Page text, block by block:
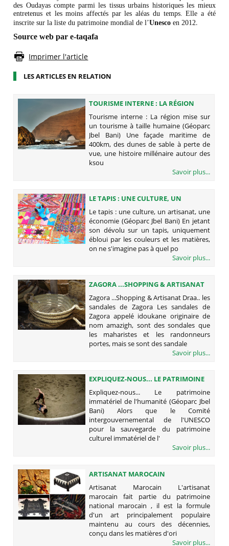
des Oudayas compte parmi les tissus urbains historiques les mieux
entretenus et les moins affectés par les aléas du temps. Elle a été
inscrite sur la liste du patrimoine mondial de l’Unesco en 2012.
Source web par e-taqafa
Imprimer l'article
LES ARTICLES EN RELATION
TOURISME INTERNE : LA RÉGION
MISE SUR UN TOURISME À TAILLE
HUMAINE (GÉOPARC JBEL BANI)
Tourisme interne : La région mise sur
un tourisme à taille humaine (Géoparc
Jbel Bani) Une façade maritime de
400km, des dunes de sable à perte de
vue, une histoire millénaire autour des
ksou
Savoir plus...
LE TAPIS : UNE CULTURE, UN
ARTISANAT, UNE ÉCONOMIE
(GÉOPARC JBEL BANI)
Le tapis : une culture, un artisanat, une
économie (Géoparc Jbel Bani) En jetant
son dévolu sur un tapis, uniquement
ébloui par les couleurs et les matières,
on ne s'imagine pas à quel po
Savoir plus...
ZAGORA ...SHOPPING & ARTISANAT
DRAA..
Zagora ...Shopping & Artisanat Draa.. les
sandales de Zagora Les sandales de
Zagora appelé idoukane originaire de
nom amazigh, sont des sondales que
les maharistes et les randonneurs
portes, mais se sont des sandale
Savoir plus...
EXPLIQUEZ-NOUS... LE PATRIMOINE
IMMATÉRIEL DE L'HUMANITÉ
(GÉOPARC JBEL BANI)
Expliquez-nous... Le patrimoine
immatériel de l'humanité (Géoparc Jbel
Bani) Alors que le Comité
intergouvernemental de l'UNESCO
pour la sauvegarde du patrimoine
culturel immatériel de l'
Savoir plus...
ARTISANAT MAROCAIN
Artisanat Marocain L'artisanat
marocain fait partie du patrimoine
national marocain , il est la formule
d'un art principalement populaire
maintenu au cours des décennies,
conçu dans les matières d'ori
Savoir plus...